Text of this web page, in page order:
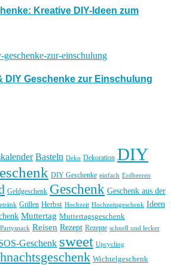
Kreative DIY-Ideen zum
DIY Geschenke zur Einschulung
Basteln Deko Dekoration DIY
DIY Geschenke einfach Erdbeeren
Geldgeschenk Geschenk Geschenk aus der
Grillen Herbst Hochzeit Hochzeitsgeschenk Ideen
Muttertag Muttertagsgeschenk
Partysnack Reisen Rezept Rezepte schnell und lecker
Geschenk sweet Upcycling
Wichtelgeschenk